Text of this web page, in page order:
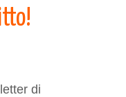
di